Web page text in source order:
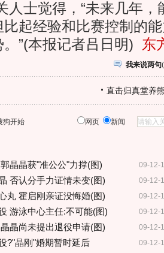
人士觉得，“未来几年
起经验和比赛控制的
”(本报记者吕日明) 东
我来说两句(
直击归真堂养
狗开始 网页 新闻
09-12-
晶晶获"准公公"力撑(图)
09-12-
否认分手力证情未变(图)
09-12-
丸 霍启刚亲证没悔婚(图)
09-12-
游泳中心主任:不可能(图)
09-12-
晶尚未提出退役申请(图)
09-12-
?"晶刚"婚期暂时延后